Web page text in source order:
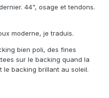
44", osage et tendons.
moderne, je traduis.
bien poli, des fines
sur le backing quand la
backing brillant au soleil.